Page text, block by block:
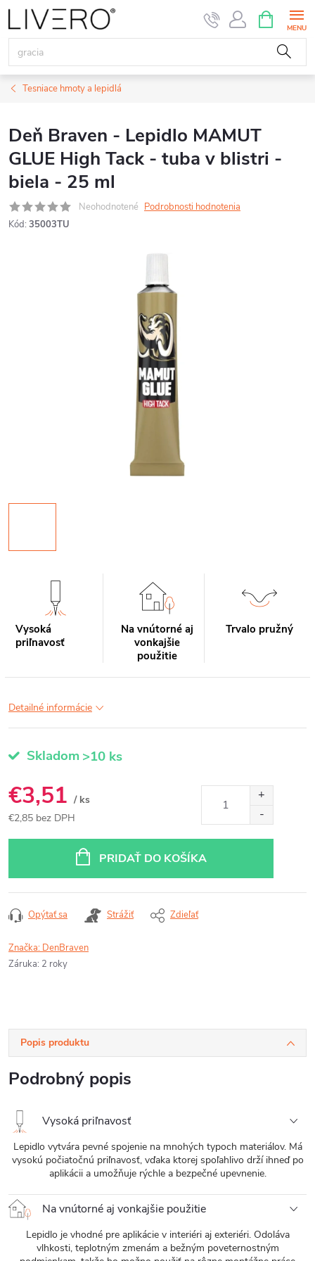
Prejsť
na
obsah
KOŠÍK
Tesniace hmoty a lepidlá
Deň Braven - Lepidlo MAMUT
GLUE High Tack - tuba v blistri -
biela - 25 ml
Neohodnotené Podrobnosti hodnotenia
Kód: 35003TU
Vysoká
priľnavosť
Na vnútorné aj
vonkajšie
použitie
Trvalo pružný
Detailné informácie
Skladom >10 ks
€3,51 / ks
€2,85 bez DPH
PRIDAŤ DO KOŠÍKA
Opýtať sa Strážiť Zdieľať
Značka: DenBraven
Záruka: 2 roky
Popis produktu
Podrobný popis
Vysoká priľnavosť
Lepidlo vytvára pevné spojenie na mnohých typoch materiálov. Má
vysokú počiatočnú priľnavosť, vďaka ktorej spoľahlivo drží ihneď po
aplikácii a umožňuje rýchle a bezpečné upevnenie.
Na vnútorné aj vonkajšie použitie
Lepidlo je vhodné pre aplikácie v interiéri aj exteriéri. Odoláva
vlhkosti, teplotným zmenám a bežným poveternostným